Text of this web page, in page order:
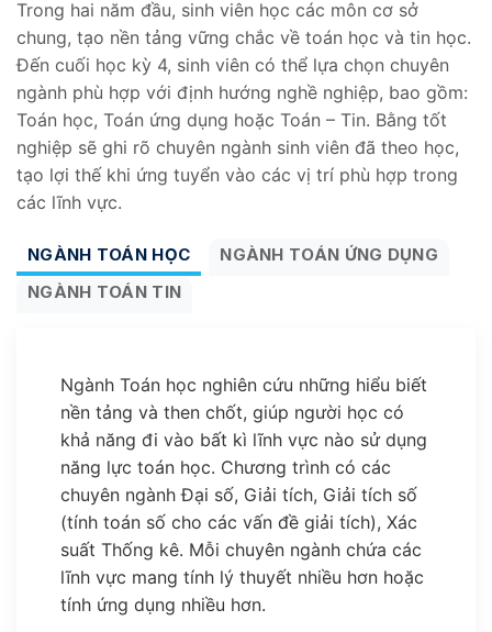
Trong hai năm đầu, sinh viên học các môn cơ sở
chung, tạo nền tảng vững chắc về toán học và tin học.
Đến cuối học kỳ 4, sinh viên có thể lựa chọn chuyên
ngành phù hợp với định hướng nghề nghiệp, bao gồm:
Toán học, Toán ứng dụng hoặc Toán – Tin. Bằng tốt
nghiệp sẽ ghi rõ chuyên ngành sinh viên đã theo học,
tạo lợi thế khi ứng tuyển vào các vị trí phù hợp trong
các lĩnh vực.
NGÀNH TOÁN HỌC
NGÀNH TOÁN ỨNG DỤNG
NGÀNH TOÁN TIN
Ngành Toán học nghiên cứu những hiểu biết
nền tảng và then chốt, giúp người học có
khả năng đi vào bất kì lĩnh vực nào sử dụng
năng lực toán học. Chương trình có các
chuyên ngành Đại số, Giải tích, Giải tích số
(tính toán số cho các vấn đề giải tích), Xác
suất Thống kê. Mỗi chuyên ngành chứa các
lĩnh vực mang tính lý thuyết nhiều hơn hoặc
tính ứng dụng nhiều hơn.